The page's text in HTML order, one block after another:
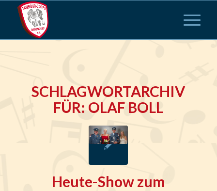
SCHLAGWORTARCHIV
FÜR: OLAF BOLL
Heute-Show zum